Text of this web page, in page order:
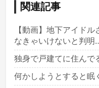
関連記事
【動画】地下アイド
なきゃいけないと判
独身で戸建てに住んで
何かしようとすると眠